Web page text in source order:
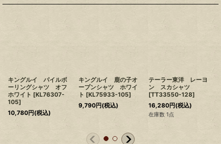
キングルイ パイルボ
ーリングシャツ オフ
ホワイト [KL76307-
105]
10,780円(税込)
キングルイ 鹿の子オ
ープンシャツ ホワイ
ト [KL75933-105]
9,790円(税込)
テーラー東洋 レーヨ
ン スカシャツ
[TT33550-128]
16,280円(税込)
在庫数 1点